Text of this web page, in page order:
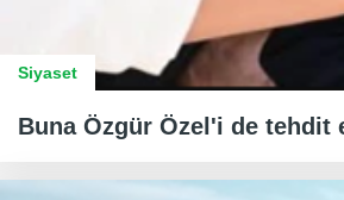
Siyaset
Buna Özgür Özel'i de tehdit